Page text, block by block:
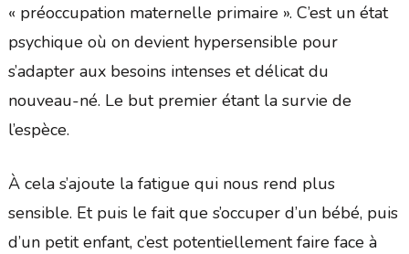
« préoccupation maternelle primaire ». C’est un état
psychique où on devient hypersensible pour
s’adapter aux besoins intenses et délicat du
nouveau-né. Le but premier étant la survie de
l’espèce.
À cela s’ajoute la fatigue qui nous rend plus
sensible. Et puis le fait que s’occuper d’un bébé, puis
d’un petit enfant, c’est potentiellement faire face à